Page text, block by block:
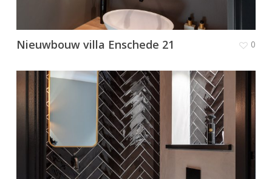
Nieuwbouw villa Enschede 21 0